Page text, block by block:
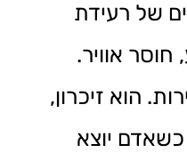
של רעידת
אוויר.
הוא זיכרון,
כשאדם יוצא